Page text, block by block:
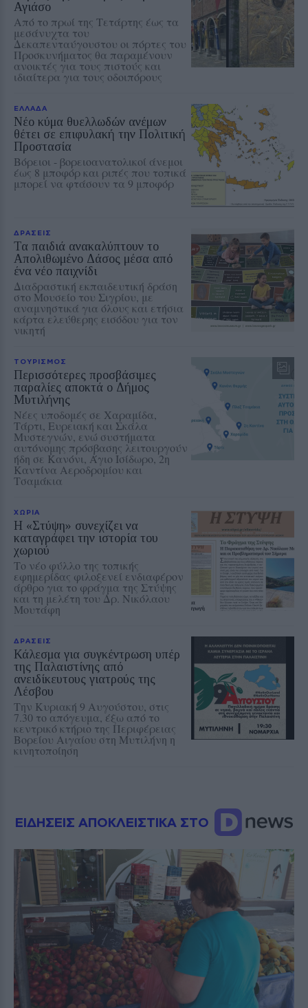
Αγιάσο
Από το πρωί της Τετάρτης έως τα
μεσάνυχτα του
Δεκαπενταύγουστου οι πόρτες του
Προσκυνήματος θα παραμένουν
ανοικτές για τους πιστούς και
ιδιαίτερα για τους οδοιπόρους
ΕΛΛΑΔΑ
Νέο κύμα θυελλωδών ανέμων
θέτει σε επιφυλακή την Πολιτική
Προστασία
Βόρειοι - βορειοανατολικοί άνεμοι
έως 8 μποφόρ και ριπές που τοπικά
μπορεί να φτάσουν τα 9 μποφόρ
ΔΡΑΣΕΙΣ
Τα παιδιά ανακαλύπτουν το
Απολιθωμένο Δάσος μέσα από
ένα νέο παιχνίδι
Διαδραστική εκπαιδευτική δράση
στο Μουσείο του Σιγρίου, με
αναμνηστικά για όλους και ετήσια
κάρτα ελεύθερης εισόδου για τον
νικητή
ΤΟΥΡΙΣΜΟΣ
Περισσότερες προσβάσιμες
παραλίες αποκτά ο Δήμος
Μυτιλήνης
Νέες υποδομές σε Χαραμίδα,
Τάρτι, Ευρειακή και Σκάλα
Μυστεγνών, ενώ συστήματα
αυτόνομης πρόσβασης λειτουργούν
ήδη σε Κανόνι, Άγιο Ισίδωρο, 2η
Καντίνα Αεροδρομίου και
Τσαμάκια
ΧΩΡΙΑ
Η «Στύψη» συνεχίζει να
καταγράφει την ιστορία του
χωριού
Το νέο φύλλο της τοπικής
εφημερίδας φιλοξενεί ενδιαφέρον
άρθρο για το φράγμα της Στύψης
και τη μελέτη του Δρ. Νικόλαου
Μουτάφη
ΔΡΑΣΕΙΣ
Κάλεσμα για συγκέντρωση υπέρ
της Παλαιστίνης από
ανειδίκευτους γιατρούς της
Λέσβου
Την Κυριακή 9 Αυγούστου, στις
7.30 το απόγευμα, έξω από το
κεντρικό κτήριο της Περιφέρειας
Βορείου Αιγαίου στη Μυτιλήνη η
κινητοποίηση
ΕΙΔΗΣΕΙΣ ΑΠΟΚΛΕΙΣΤΙΚΑ ΣΤΟ